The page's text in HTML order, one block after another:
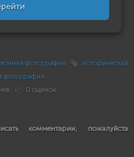
фотография
историческая
фотография
0 оценок
комментарии, пожалуйста